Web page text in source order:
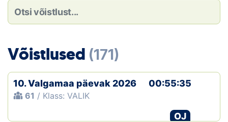
Loha
Galerii
Võistlused (171)
10. Valgamaa päevak 2026
61 / Klass: VALIK
00:55:35
OJ